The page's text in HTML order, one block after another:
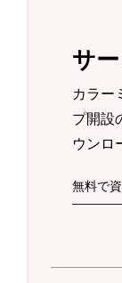
サ
カラー
プ開設
ウンロ
無料で